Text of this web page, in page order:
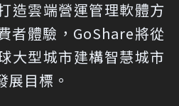
造雲端營運管理軟體方
者體驗，GoShare將從
大型城市建構智慧城市
展目標。